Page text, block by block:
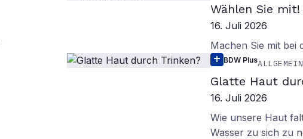
Wählen Sie mit!
16. Juli 2026
Machen Sie mit bei
BDW PlusALLGEMEIN
Glatte Haut
16. Juli 2026
Wie unsere Haut
Wasser zu sich zu